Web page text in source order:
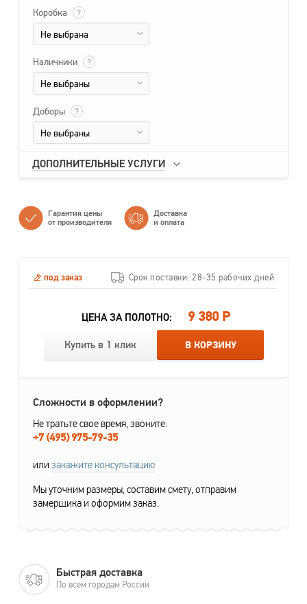
Коробка ?
Не выбрана
Наличники ?
Не выбраны
Доборы ?
Не выбраны
ДОПОЛНИТЕЛЬНЫЕ УСЛУГИ
Гарантия цены
от производителя
Доставка
и оплата
под заказ Срок поставки: 28-35 рабочих дней
ЦЕНА ЗА ПОЛОТНО: 9 380 Р
Купить в 1 клик В КОРЗИНУ
Сложности в оформлении?
Не тратьте свое время, звоните:
+7 (495) 975-79-35
или закажите консультацию
Мы уточним размеры, составим смету, отправим
замерщика и оформим заказ.
Быстрая доставка
По всем городам России